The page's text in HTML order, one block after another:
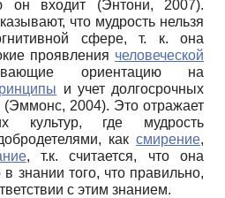
он входит (Энтони, 2007).
что мудрость нельзя
сфере, т. к. она
проявления человеческой
ориентацию на
и учет долгосрочных
(Эммонс, 2004). Это отражает
культур, где мудрость
как смирение,
, т.к. считается, что она
в знании того, что правильно,
с этим знанием.